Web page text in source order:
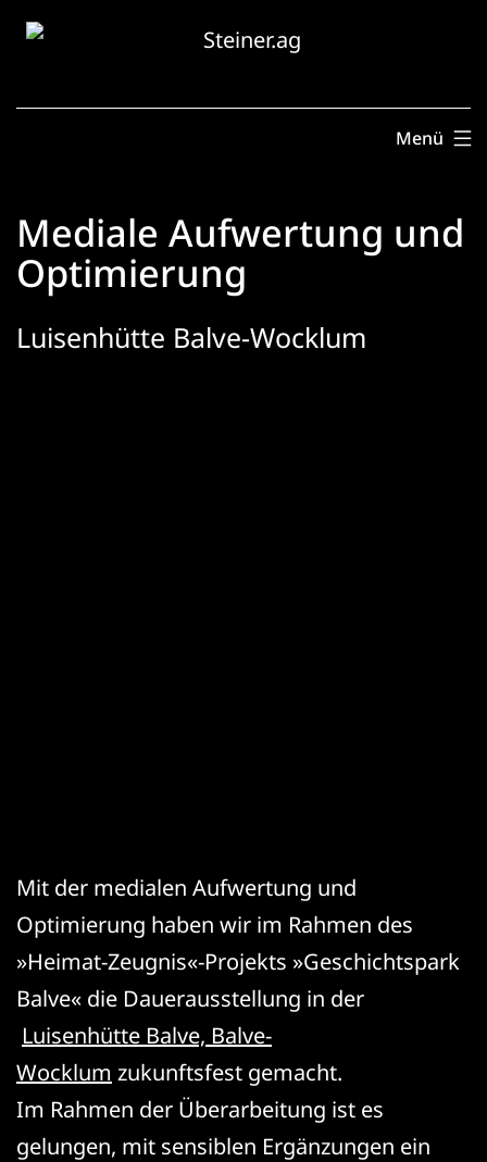
Zum
Menü
Mediale Aufwertung und
Optimierung
Luisenhütte Balve-Wocklum
Mit der medialen Aufwertung und
Optimierung haben wir im Rahmen des
»Heimat-Zeugnis«-Projekts »Geschichtspark
Balve« die Dauerausstellung in der
Luisenhütte Balve, Balve-
Wocklum zukunftsfest gemacht.
Im Rahmen der Überarbeitung ist es
gelungen, mit sensiblen Ergänzungen ein